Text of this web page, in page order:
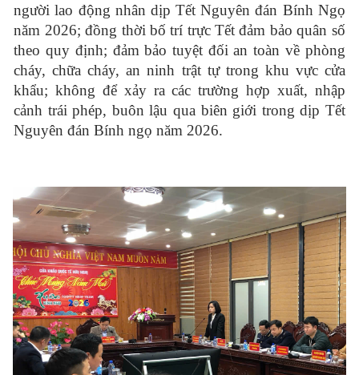
người lao động nhân dịp Tết Nguyên đán Bính Ngọ
năm 2026; đồng thời bố trí trực Tết đảm bảo quân số
theo quy định; đảm bảo tuyệt đối an toàn về phòng
cháy, chữa cháy, an ninh trật tự trong khu vực cửa
khẩu; không để xảy ra các trường hợp xuất, nhập
cảnh trái phép, buôn lậu qua biên giới trong dịp Tết
Nguyên đán Bính ngọ năm 2026.